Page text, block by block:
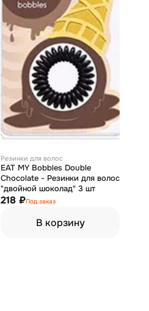
Резинки для волос
EAT MY Bobbles Double
Сhocolate - Резинки для волос
"двойной шоколад" 3 шт
218 ₽Под заказ
В корзину